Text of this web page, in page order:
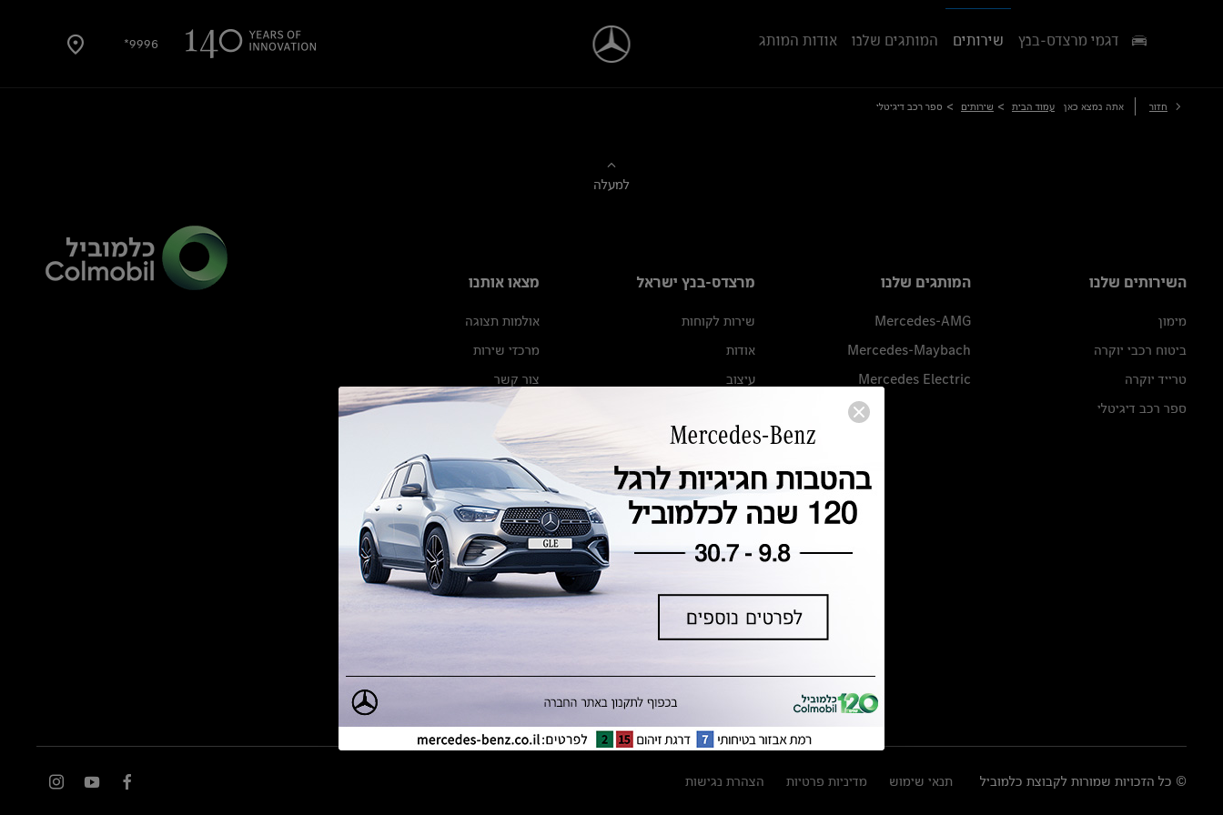
9996* דגמי מרצדס-בנץ שירותים המותגים שלנו אודות המותג
חזור אתה נמצא כאן עמוד הבית > שירותים > ספר רכב דיגיטלי
למעלה
השירותים שלנו
מימון
ביטוח רכבי יוקרה
טרייד יוקרה
ספר רכב דיגיטלי
המותגים שלנו
Mercedes-AMG
Mercedes-Maybach
Mercedes Electric
מרצדס-בנץ ישראל
שירות לקוחות
אודות
עיצוב
מגזין מרצדס-בנץ
ספרי רכב מרצדס-בנץ
נתוני זיהום אוויר וצריכת דלק וחשמל
נתוני תווית צמיגים
מחירון חלפים
הודעה על הטבות לרכבי מרצדס בהסדר
מצאו אותנו
אולמות תצוגה
מרכזי שירות
צור קשר
© כל הזכויות שמורות לקבוצת כלמוביל תנאי שימוש מדיניות פרטיות הצהרת נגישות